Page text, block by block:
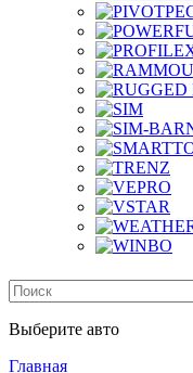
Выберите авто
Главная